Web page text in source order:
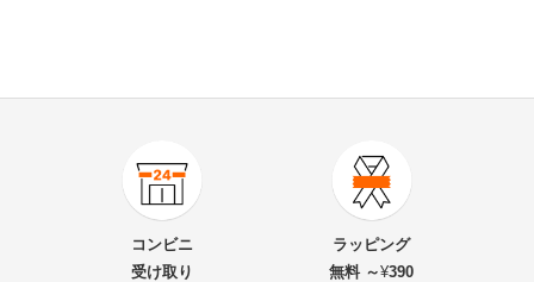
900-J125-02
ン フリンジ リング
コンビニ
受け取り
ラッピング
無料 ～¥390